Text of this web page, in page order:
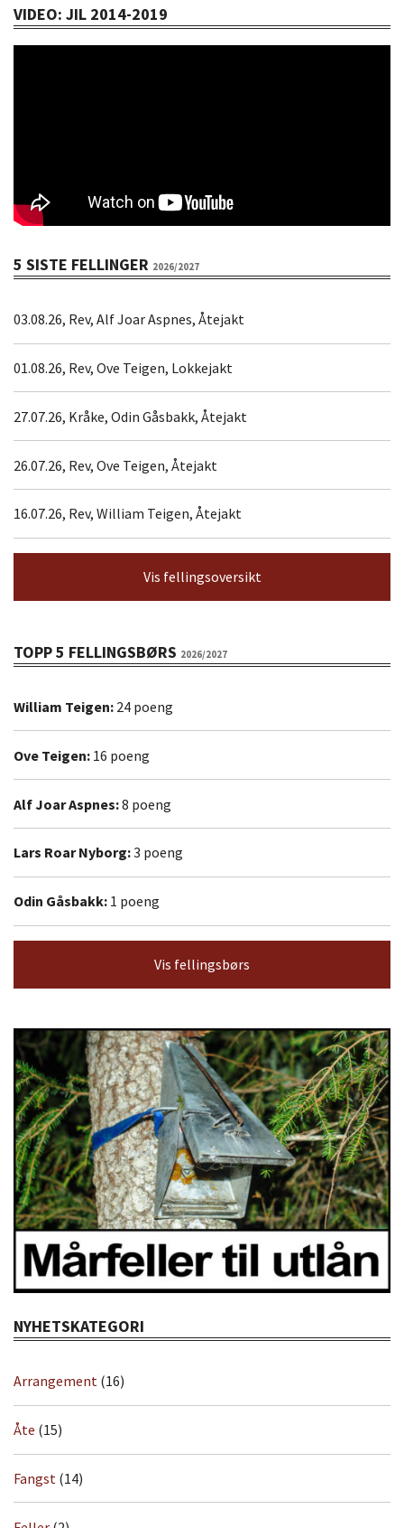
VIDEO: JIL 2014-2019
5 SISTE FELLINGER 2026/2027
03.08.26, Rev, Alf Joar Aspnes, Åtejakt
01.08.26, Rev, Ove Teigen, Lokkejakt
27.07.26, Kråke, Odin Gåsbakk, Åtejakt
26.07.26, Rev, Ove Teigen, Åtejakt
16.07.26, Rev, William Teigen, Åtejakt
Vis fellingsoversikt
TOPP 5 FELLINGSBØRS 2026/2027
William Teigen: 24 poeng
Ove Teigen: 16 poeng
Alf Joar Aspnes:8 poeng
Lars Roar Nyborg:3 poeng
Odin Gåsbakk: 1 poeng
Vis fellingsbørs
NYHETSKATEGORI
Arrangement (16)
Åte (15)
Fangst (14)